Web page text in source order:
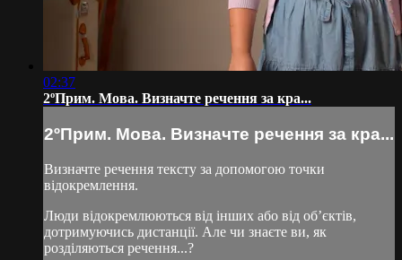
02:37
2ºПрим. Мова. Визначте речення за кра...
2ºПрим. Мова. Визначте речення за кра...
Визначте речення тексту за допомогою точки
відокремлення.
Люди відокремлюються від інших або від об’єктів,
дотримуючись дистанції. Але чи знаєте ви, як
розділяються речення...?